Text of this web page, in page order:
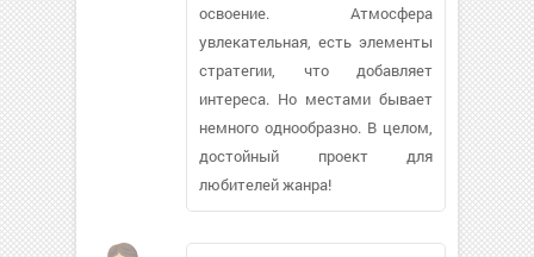
освоение. Атмосфера
увлекательная, есть элементы
стратегии, что добавляет
интереса. Но местами бывает
немного однообразно. В целом,
достойный проект для
любителей жанра!